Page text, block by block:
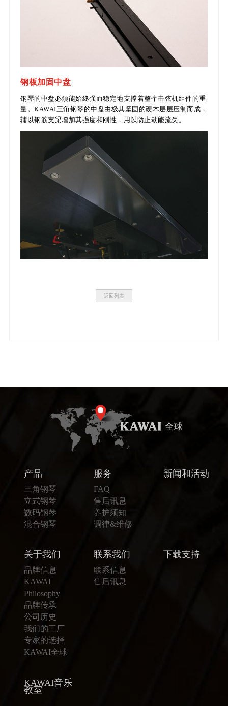
钢板加固中盘
钢琴的中盘必须能始终强而稳定地支撑着整个击弦机组件的重
量。KAWAI三角钢琴的中盘由极其坚固的硬木层层压制而成，
辅以钢筋支梁增加其强度和刚性，用以防止动能流失。
返回列表
产品
三角钢琴
立式钢琴
数码钢琴
混合钢琴
服务
FAQ
售后讯息
养护须知
调律&维修
新闻和活动
关于我们
品牌信息
KAWAI
Philosophy
品牌传承
公司历史
我们的工厂
专家的选择
KAWAI全球
联系我们
联系信息
售后讯息
下载支持
KAWAI音乐
教室